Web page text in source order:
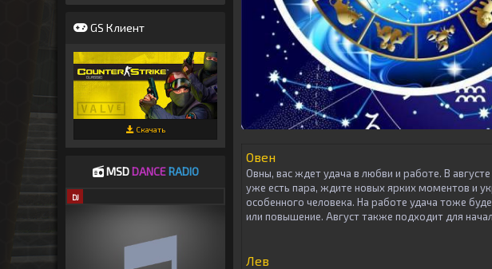
GS Клиент
Скачать
MSDDANCE RADIO
DJ
Овен
Овны, вас ждет удача в любви и работе. В
уже есть пара, ждите новых ярких моментов и
особенного человека. На работе удача тоже
или повышение. Август также подходит для
Лев